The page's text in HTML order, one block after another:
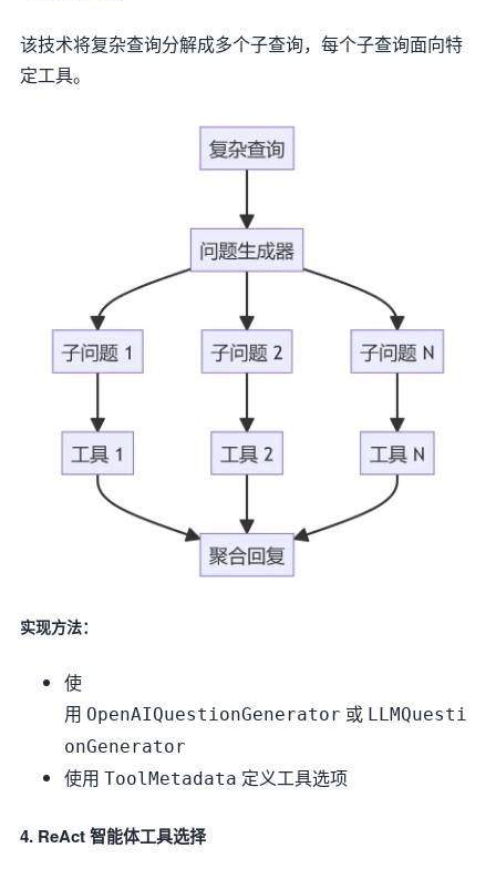
该技术将复杂查询分解成多个子查询，每个子查询面向特
定工具。
实现方法：
使
用 OpenAIQuestionGenerator 或 LLMQuesti
onGenerator
使用 ToolMetadata 定义工具选项
4. ReAct 智能体工具选择